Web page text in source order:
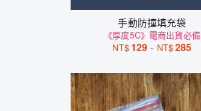
手動防撞填充袋
《厚度5C》電商出貨必備
NT$ 129 - NT$285